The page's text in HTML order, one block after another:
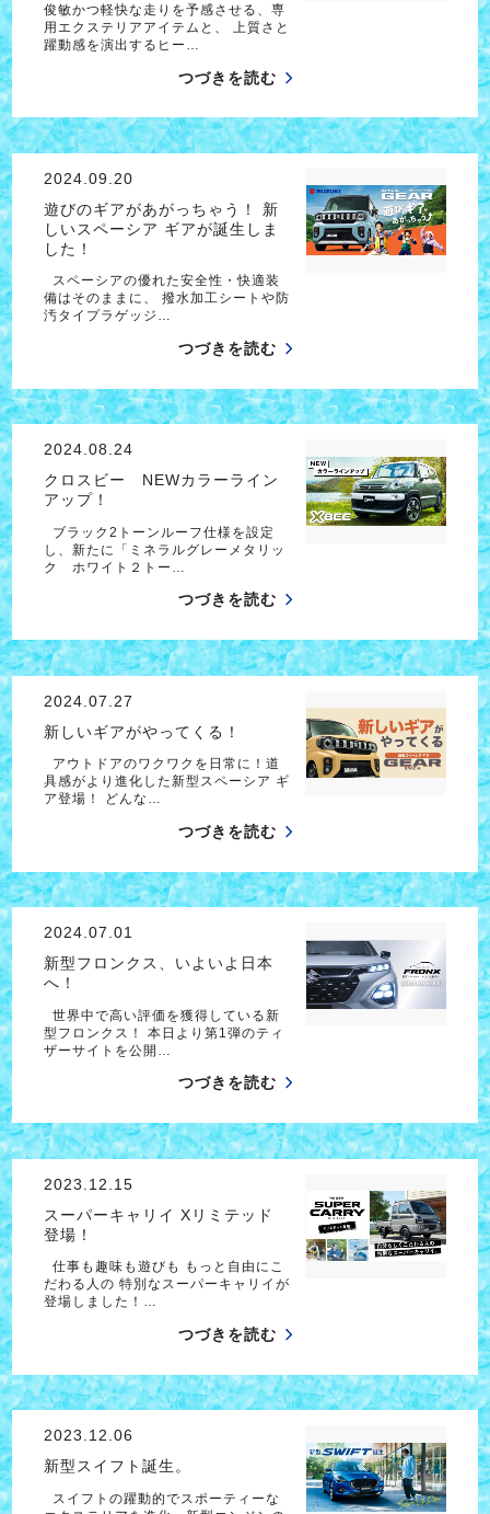
俊敏かつ軽快な走りを予感させる、専
用エクステリアアイテムと、 上質さと
躍動感を演出するヒー…
つづきを読む
2024.09.20
遊びのギアがあがっちゃう！ 新
しいスペーシア ギアが誕生しま
した！
スペーシアの優れた安全性・快適装
備はそのままに、 撥水加工シートや防
汚タイプラゲッジ…
つづきを読む
2024.08.24
クロスビー NEWカラーライン
アップ！
ブラック2トーンルーフ仕様を設定
し、新たに「ミネラルグレーメタリッ
ク ホワイト２トー…
つづきを読む
2024.07.27
新しいギアがやってくる！
アウトドアのワクワクを日常に！道
具感がより進化した新型スペーシア ギ
ア登場！ どんな…
つづきを読む
2024.07.01
新型フロンクス、いよいよ日本
へ！
世界中で高い評価を獲得している新
型フロンクス！ 本日より第1弾のティ
ザーサイトを公開…
つづきを読む
2023.12.15
スーパーキャリイ Xリミテッド
登場！
仕事も趣味も遊びも もっと自由にこ
だわる人の 特別なスーパーキャリイが
登場しました！…
つづきを読む
2023.12.06
新型スイフト誕生。
スイフトの躍動的でスポーティーな